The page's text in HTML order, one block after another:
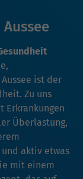
ist der
Zu uns
Erkrankungen
Überlastung,
aktiv etwas
mit einem